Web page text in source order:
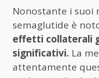
Nonostante i suoi
semaglutide è
effetti collaterali
significativi. La
attentamente